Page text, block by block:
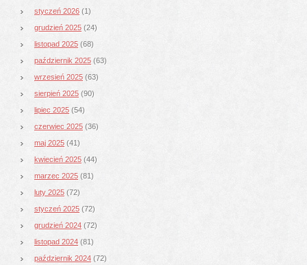
styczeń 2026 (1)
grudzień 2025 (24)
listopad 2025 (68)
październik 2025 (63)
wrzesień 2025 (63)
sierpień 2025 (90)
lipiec 2025 (54)
czerwiec 2025 (36)
maj 2025 (41)
kwiecień 2025 (44)
marzec 2025 (81)
luty 2025 (72)
styczeń 2025 (72)
grudzień 2024 (72)
listopad 2024 (81)
październik 2024 (72)